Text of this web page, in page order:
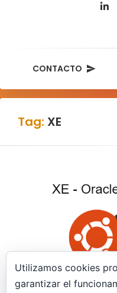
CONTACTO
Tag: XE
Utilizamos cookies
garantizar el